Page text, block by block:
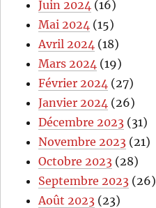
Juin 2024 (16)
Mai 2024 (15)
Avril 2024 (18)
Mars 2024 (19)
Février 2024 (27)
Janvier 2024 (26)
Décembre 2023 (31)
Novembre 2023 (21)
Octobre 2023 (28)
Septembre 2023 (26)
Août 2023 (23)